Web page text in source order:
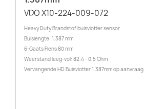
VDO X10-224-009-072
Heavy Duty Brandstof buisvlotter sensor
Buislengte: 1.387 mm
6-Gaats Flens 80 mm
Weerstand leeg-vol: 82.4 - 0.5 Ohm
Vervangende HD Buisvlotter 1.387mm op aanvraag